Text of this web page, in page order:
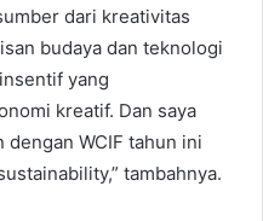
dari kreativitas
budaya dan teknologi
yang
kreatif. Dan saya
WCIF tahun ini
tambahnya.